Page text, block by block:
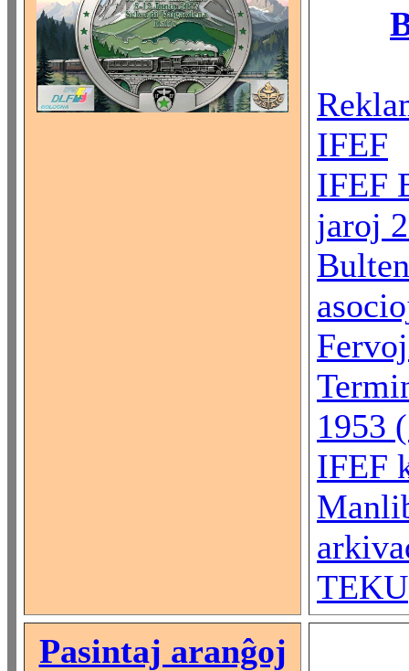
IFEF
IFEF
jaroj
1953
IFEF
TEKU
Pasintaj aranĝoj